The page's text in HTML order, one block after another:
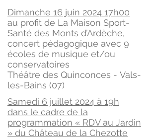
Dimanche 16 juin 2024 17h00
au profit de La Maison Sport-
Santé des Monts d’Ardèche,
concert pédagogique avec 9
écoles de musique et/ou
conservatoires
Théâtre des Quinconces - Vals-
les-Bains (07)
Samedi 6 juillet 2024 à 19h
dans le cadre de la
programmation « RDV au Jardin
» du Château de la Chezotte